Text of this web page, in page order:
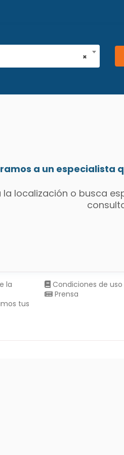
×
a un especialista
localización o busca
la
tus
Condiciones de uso
Prensa